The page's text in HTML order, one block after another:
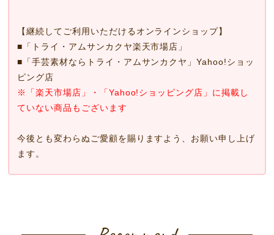
【継続してご利用いただけるオンラインショップ】
■ 「トライ・アムサンカクヤ楽天市場店」
■ 「手芸素材ならトライ・アムサンカクヤ」Yahoo!ショッ
ピング店
※「楽天市場店」・「Yahoo!ショッピング店」に掲載し
ていない商品もございます
今後とも変わらぬご愛顧を賜りますよう、お願い申し上げ
ます。